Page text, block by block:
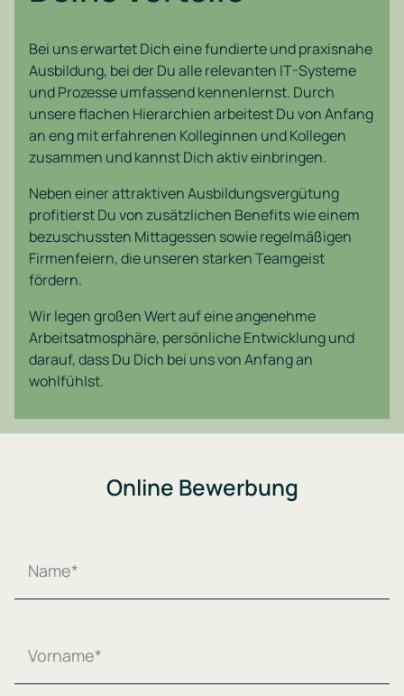
Bei uns erwartet Dich eine fundierte und praxisnahe
Ausbildung, bei der Du alle relevanten IT-Systeme
und Prozesse umfassend kennenlernst. Durch
unsere flachen Hierarchien arbeitest Du von Anfang
an eng mit erfahrenen Kolleginnen und Kollegen
zusammen und kannst Dich aktiv einbringen.
Neben einer attraktiven Ausbildungsvergütung
profitierst Du von zusätzlichen Benefits wie einem
bezuschussten Mittagessen sowie regelmäßigen
Firmenfeiern, die unseren starken Teamgeist
fördern.
Wir legen großen Wert auf eine angenehme
Arbeitsatmosphäre, persönliche Entwicklung und
darauf, dass Du Dich bei uns von Anfang an
wohlfühlst.
Online Bewerbung